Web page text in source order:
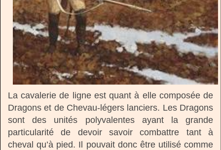
La cavalerie de ligne est quant à elle composée de
Dragons et de Chevau-légers lanciers. Les Dragons
sont des unités polyvalentes ayant la grande
particularité de devoir savoir combattre tant à
cheval qu’à pied. Il pouvait donc être utilisé comme